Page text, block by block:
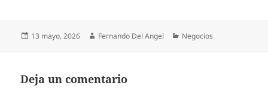
Publicado
13 mayo, 2026 Autor
Fernando Del Angel Categorías
Negocios
Deja un comentario